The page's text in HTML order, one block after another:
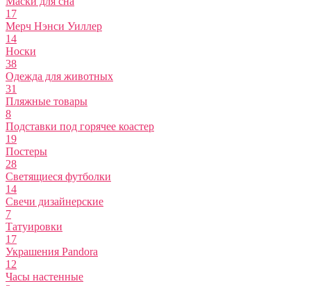
17
Мерч Нэнси Уиллер
14
Носки
38
Одежда для животных
31
Пляжные товары
8
Подставки под горячее коастер
19
Постеры
28
Светящиеся футболки
14
Свечи дизайнерские
7
Татуировки
17
Украшения Pandora
12
Часы настенные